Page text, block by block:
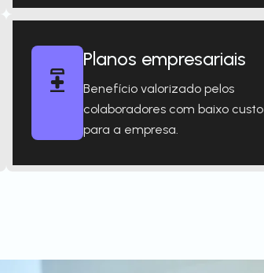
Planos empresariais
Benefício valorizado pelos
colaboradores com baixo custo
para a empresa.